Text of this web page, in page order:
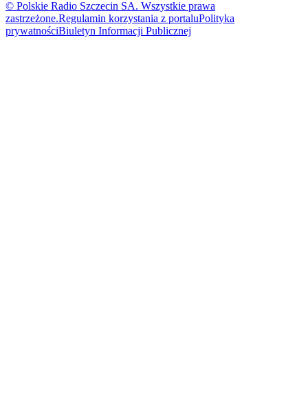
© Polskie Radio Szczecin SA. Wszystkie prawa
zastrzeżone.Regulamin korzystania z portaluPolityka
prywatnościBiuletyn Informacji Publicznej